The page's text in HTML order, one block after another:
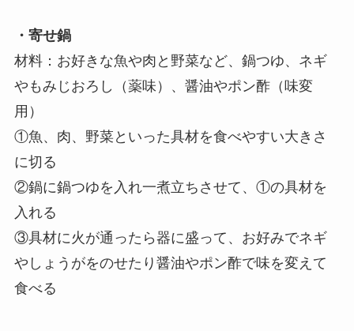
・寄せ鍋
材料：お好きな魚や肉と野菜など、鍋つゆ、ネギ
やもみじおろし（薬味）、醤油やポン酢（味変
用）
①魚、肉、野菜といった具材を食べやすい大きさ
に切る
②鍋に鍋つゆを入れ一煮立ちさせて、①の具材を
入れる
③具材に火が通ったら器に盛って、お好みでネギ
やしょうがをのせたり醤油やポン酢で味を変えて
食べる